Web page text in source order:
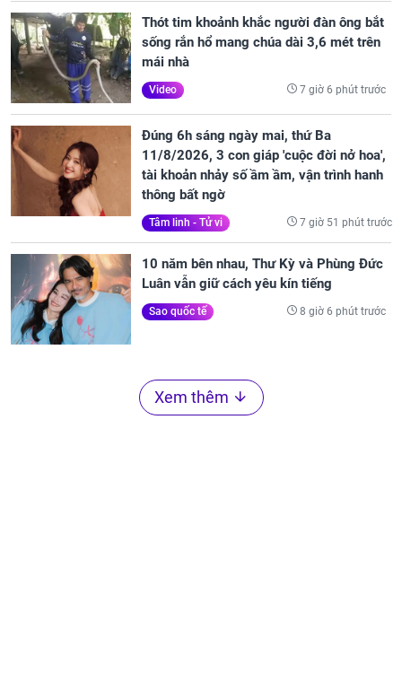
Thót tim khoảnh khắc người đàn ông bắt
sống rắn hổ mang chúa dài 3,6 mét trên
mái nhà
Video 7 giờ 6 phút trước
Đúng 6h sáng ngày mai, thứ Ba
11/8/2026, 3 con giáp 'cuộc đời nở hoa',
tài khoản nhảy số ầm ầm, vận trình hanh
thông bất ngờ
Tâm linh - Tử vi 7 giờ 51 phút trước
10 năm bên nhau, Thư Kỳ và Phùng Đức
Luân vẫn giữ cách yêu kín tiếng
Sao quốc tế 8 giờ 6 phút trước
Xem thêm